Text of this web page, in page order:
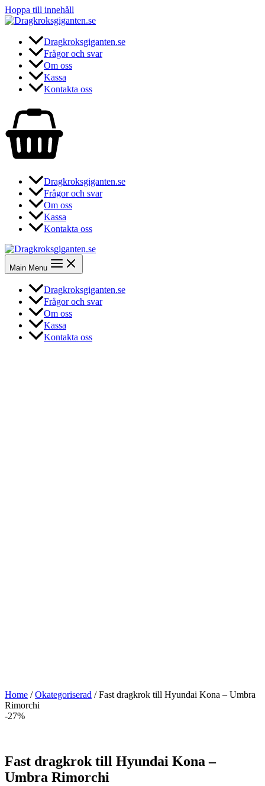
Hoppa till innehåll
Dragkroksgiganten.se
Frågor och svar
Om oss
Kassa
Kontakta oss
Dragkroksgiganten.se
Frågor och svar
Om oss
Kassa
Kontakta oss
Main Menu
Dragkroksgiganten.se
Frågor och svar
Om oss
Kassa
Kontakta oss
Home /Okategoriserad / Fast dragkrok till Hyundai Kona – Umbra
Rimorchi
-27%
Fast dragkrok till Hyundai Kona –
Umbra Rimorchi